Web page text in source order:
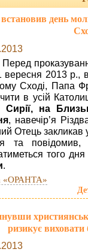
день
Перед
вересня 2013 р., в
Сході, Папа
в усій
на
, навечір’я
Отець закликав
та
того
.
«ОРАНТА»
ризикує виховати